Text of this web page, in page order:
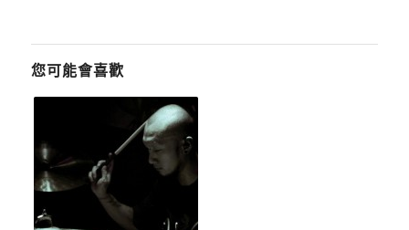
您可能會喜歡